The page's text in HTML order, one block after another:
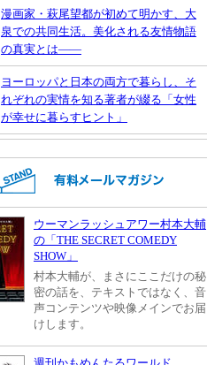
漫画家・萩尾望都が初めて明かす、大
泉での共同生活。美化される友情物語
の真実とは――
ヨーロッパと日本の両方で暮らし、そ
れぞれの実情を知る著者が綴る「女性
が幸せに暮らすヒント」
ウーマンラッシュアワー村本大輔
の「THE SECRET COMEDY
SHOW」
村本大輔が、まさにここだけの秘
密の話を、テキストではなく、音
声コンテンツや映像メインでお届
けします。